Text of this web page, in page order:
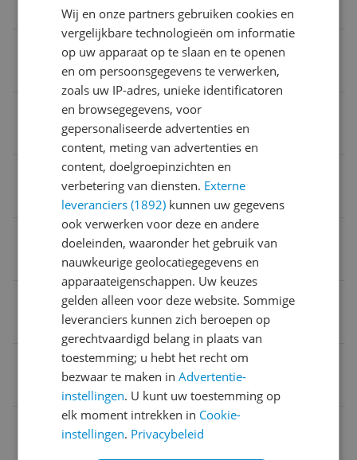
Product hoogte
Verpakking lengte
13,5 cm
Geschikt voor
HU4814
Geschikt voor model luchtreiniger
Verpakking breedte
13,5 cm
Product breedte
Product lengte
Wij en onze partners gebruiken cookies en
vergelijkbare technologieën om informatie
op uw apparaat op te slaan en te openen
en om persoonsgegevens te verwerken,
zoals uw IP-adres, unieke identificatoren
en browsegegevens, voor
gepersonaliseerde advertenties en
content, meting van advertenties en
content, doelgroepinzichten en
verbetering van diensten. Externe
leveranciers (1892) kunnen uw gegevens
ook verwerken voor deze en andere
doeleinden, waaronder het gebruik van
nauwkeurige geolocatiegegevens en
apparaateigenschappen. Uw keuzes
gelden alleen voor deze website. Sommige
leveranciers kunnen zich beroepen op
gerechtvaardigd belang in plaats van
toestemming; u hebt het recht om
bezwaar te maken inAdvertentie-
instellingen. U kunt uw toestemming op
elk moment intrekken in Cookie-
instellingen. Privacybeleid